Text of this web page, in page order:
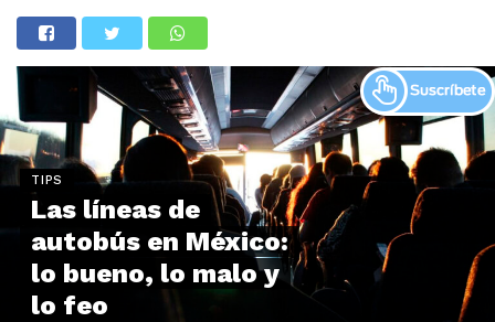
TIPS
Las líneas de
autobús en México:
lo bueno, lo malo y
lo feo